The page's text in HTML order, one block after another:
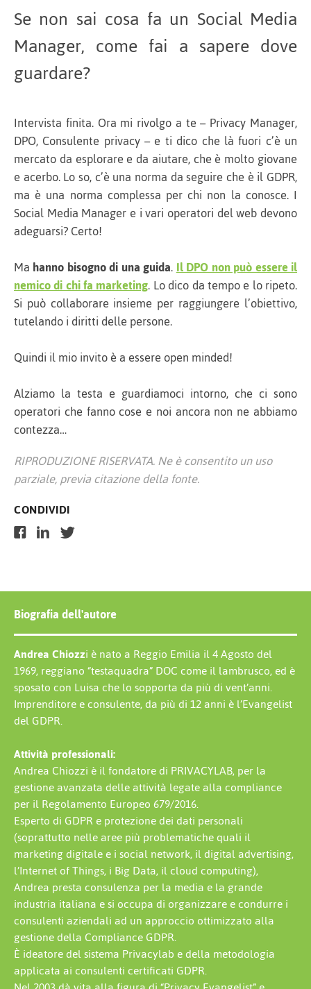
Se non sai cosa fa un Social Media
Manager, come fai a sapere dove
guardare?
Intervista finita. Ora mi rivolgo a te – Privacy Manager,
DPO, Consulente privacy – e ti dico che là fuori c’è un
mercato da esplorare e da aiutare, che è molto giovane
e acerbo. Lo so, c’è una norma da seguire che è il GDPR,
ma è una norma complessa per chi non la conosce. I
Social Media Manager e i vari operatori del web devono
adeguarsi? Certo!
Mahanno bisogno di una guida.Il DPO non può essere il
nemico di chi fa marketing. Lo dico da tempo e lo ripeto.
Si può collaborare insieme per raggiungere l’obiettivo,
tutelando i diritti delle persone.
Quindi il mio invito è a essere open minded!
Alziamo la testa e guardiamoci intorno, che ci sono
operatori che fanno cose e noi ancora non ne abbiamo
contezza…
RIPRODUZIONE RISERVATA. Ne è consentito un uso
parziale, previa citazione della fonte.
CONDIVIDI
Biografia dell'autore
Andrea Chiozzi è nato a Reggio Emilia il 4 Agosto del
1969, reggiano “testaquadra” DOC come il lambrusco, ed è
sposato con Luisa che lo sopporta da più di vent’anni.
Imprenditore e consulente, da più di 12 anni è l’Evangelist
del GDPR.
Attività professionali:
Andrea Chiozzi è il fondatore di PRIVACYLAB, per la
gestione avanzata delle attività legate alla compliance
per il Regolamento Europeo 679/2016.
Esperto di GDPR e protezione dei dati personali
(soprattutto nelle aree più problematiche quali il
marketing digitale e i social network, il digital advertising,
l’Internet of Things, i Big Data, il cloud computing),
Andrea presta consulenza per la media e la grande
industria italiana e si occupa di organizzare e condurre i
consulenti aziendali ad un approccio ottimizzato alla
gestione della Compliance GDPR.
È ideatore del sistema Privacylab e della metodologia
applicata ai consulenti certificati GDPR.